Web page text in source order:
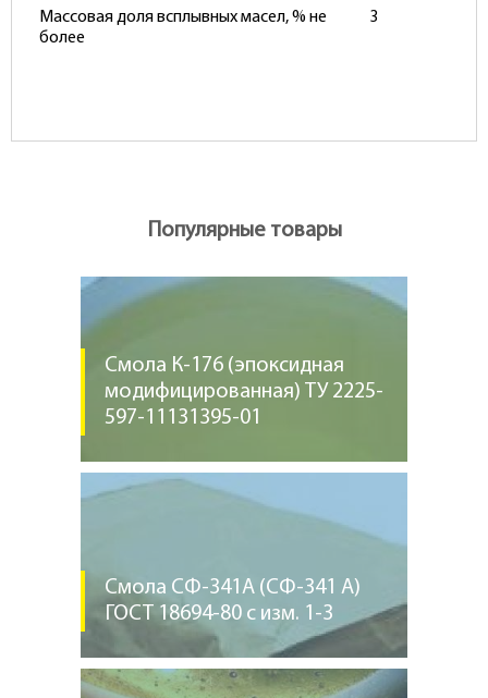
Массовая доля всплывных масел, % не
более
3
Популярные товары
Смола К-176 (эпоксидная
модифицированная) ТУ 2225-
597-11131395-01
Смола СФ-341А (СФ-341 А)
ГОСТ 18694-80 с изм. 1-3